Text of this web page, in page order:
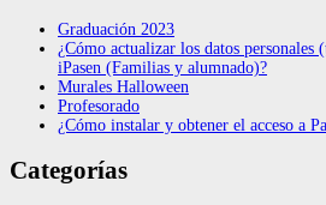
Graduación 2023
¿Cómo actualizar los datos personales
iPasen (Familias y alumnado)?
Murales Halloween
Profesorado
¿Cómo instalar y obtener el acceso a
Categorías